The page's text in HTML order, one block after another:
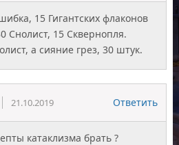
15 Гигантских флаконов
Снолист, 15 Сквернопля.
а сияние грез, 30 штук.
21.10.2019 Ответить
катаклизма брать ?